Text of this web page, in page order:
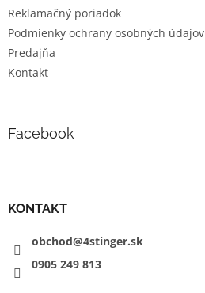
Reklamačný poriadok
Podmienky ochrany osobných údajov
Predajňa
Kontakt
Facebook
KONTAKT
obchod@4stinger.sk
0905 249 813